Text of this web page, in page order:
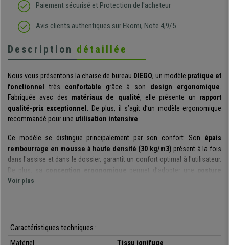
Paiement sécurisé et Protection de l'acheteur
Avis clients authentiques sur Ekomi, Note 4,9/5
Description détaillée
Nous vous présentons la chaise de bureau DIEGO, un modèle pratique et
fonctionnel
très confortable grâce à son design ergonomique.
Fabriquée avec des matériaux de qualité, elle présente un rapport
qualité-prix exceptionnel . De plus, il s’agit d’un modèle ergonomique
recommandé pour une utilisation intensive.
Ce modèle se distingue principalement par son confort. Son épais
rembourrage en mousse à haute densité (30 kg/m3) présent à la fois
dans l'assise et dans le dossier, garantit un confort optimal à l'utilisateur.
De plus, sa
conception ergonomique permet d’adopter une
posture
correcte et saine
situé sous le siège, vous pouvez choisir de laisser le dossier fixe, mobile
ou incliné dans la position qui vous convient le mieux. Toutes ces
Voir plus
Caractéristiques techniques :
Matériel
Tissu ignifuge